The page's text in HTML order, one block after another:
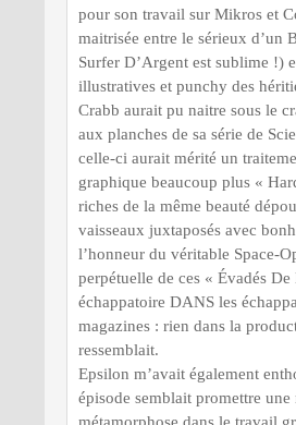
pour son travail sur Mikros et
maitrisée entre le sérieux d’un
Surfer D’Argent est sublime !)
illustratives et punchy des
Crabb aurait pu naitre sous le
aux planches de sa série de
celle-ci aurait mérité un
graphique beaucoup plus «
riches de la même beauté
vaisseaux juxtaposés avec
l’honneur du véritable Space-
perpétuelle de ces « Évadés De
échappatoire DANS les
magazines : rien dans la
ressemblait.
Epsilon m’avait également
épisode semblait promettre une